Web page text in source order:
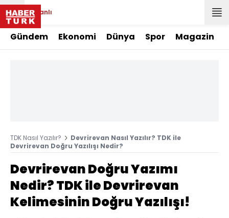
Canlı
Gündem Ekonomi Dünya Spor Magazin
TDK Nasıl Yazılır?
Devrirevan Nasıl Yazılır? TDK ile
Devrirevan Doğru Yazılışı Nedir?
Devrirevan Doğru Yazımı
Nedir? TDK ile Devrirevan
Kelimesinin Doğru Yazılışı!